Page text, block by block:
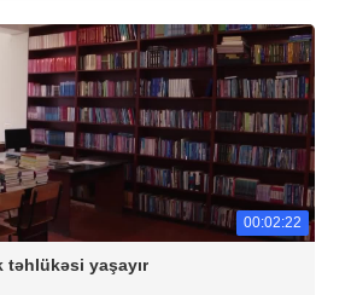
00:02:22
yaşayır